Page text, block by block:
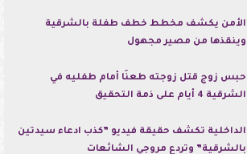
الأمن يكشف مخطط خطف طفلة بالشرقية
وينقذها من مصير مجهول
حبس زوج قتل زوجته طعنًا أمام طفليه في
الشرقية 4 أيام على ذمة التحقيق
الداخلية تكشف حقيقة فيديو ”كذب ادعاء سيدتين
بالشرقية” وتردع مروجي الشائعات